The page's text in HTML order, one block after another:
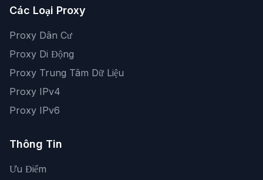
Các Loại Proxy
Proxy Dân Cư
Proxy Di Động
Proxy Trung Tâm Dữ Liệu
Proxy IPv4
Proxy IPv6
Thông Tin
Ưu Điểm